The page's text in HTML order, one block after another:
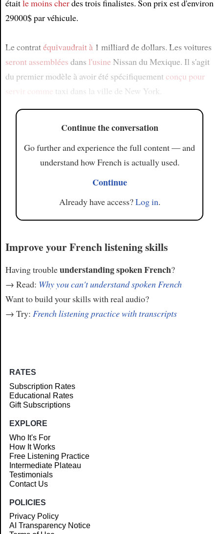
étaitle moins cherdes trois finalistes. Son prix est d'environ
29000$ par véhicule.
Le contratéquivaudrait à1 milliard de dollars. Les voitures
seront assemblées dans l'usineNissan du Mexique. Il s'agit
du premier modèle à avoir été spécifiquement conçu pour
servir comme taxi dans la ville de New York.
Continue the conversation
Go further and experience the full content — and
understand how French is actually used.
Continue
Already have access?Log in.
Improve your French listening skills
Having troubleunderstanding spoken French?
→ Read: Why you can't understand spoken French
Want to build your skills with real audio?
→ Try: French listening practice with transcripts
RATES
Subscription Rates
Educational Rates
Gift Subscriptions
EXPLORE
Who It's For
How It Works
Free Listening Practice
Intermediate Plateau
Testimonials
Contact Us
POLICIES
Privacy Policy
AI Transparency Notice